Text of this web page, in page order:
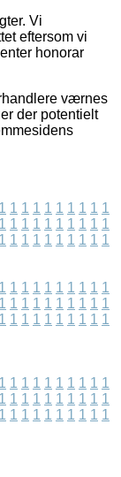
Vi
eftersom vi
honorar
værnes
der potentielt
1 1 1 1 1 1 1 1 1 1
1 1 1 1 1 1 1 1 1 1
1 1 1 1 1 1 1 1 1 1
1 1 1 1 1 1 1 1 1 1
1 1 1 1 1 1 1 1 1 1
1 1 1 1 1 1 1 1 1 1
1 1 1 1 1 1 1 1 1 1
1 1 1 1 1 1 1 1 1 1
1 1 1 1 1 1 1 1 1 1